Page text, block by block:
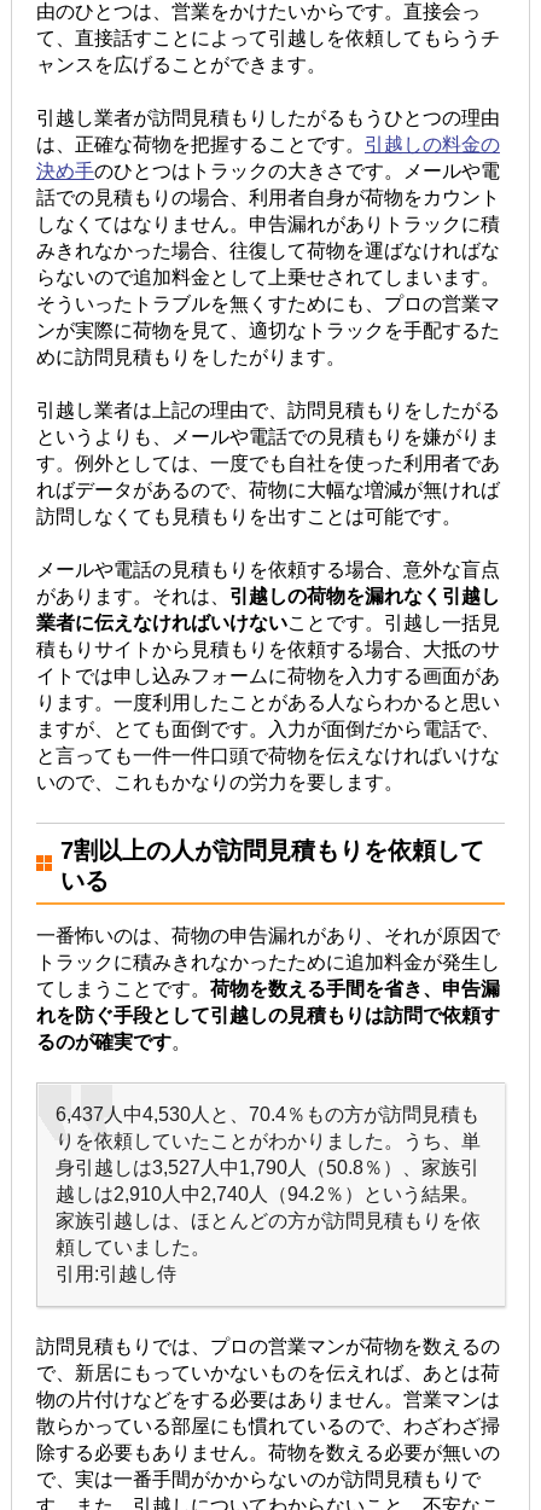
由のひとつは、営業をかけたいからです。直接会っ
て、直接話すことによって引越しを依頼してもらうチ
ャンスを広げることができます。
引越し業者が訪問見積もりしたがるもうひとつの理由
は、正確な荷物を把握することです。 引越しの料金の
決め手のひとつはトラックの大きさです。メールや電
話での見積もりの場合、利用者自身が荷物をカウント
しなくてはなりません。申告漏れがありトラックに積
みきれなかった場合、往復して荷物を運ばなければな
らないので追加料金として上乗せされてしまいます。
そういったトラブルを無くすためにも、プロの営業マ
ンが実際に荷物を見て、適切なトラックを手配するた
めに訪問見積もりをしたがります。
引越し業者は上記の理由で、訪問見積もりをしたがる
というよりも、メールや電話での見積もりを嫌がりま
す。例外としては、一度でも自社を使った利用者であ
ればデータがあるので、荷物に大幅な増減が無ければ
訪問しなくても見積もりを出すことは可能です。
メールや電話の見積もりを依頼する場合、意外な盲点
があります。それは、 引越しの荷物を漏れなく引越し
業者に伝えなければいけないことです。引越し一括見
積もりサイトから見積もりを依頼する場合、大抵のサ
イトでは申し込みフォームに荷物を入力する画面があ
ります。一度利用したことがある人ならわかると思い
ますが、とても面倒です。入力が面倒だから電話で、
と言っても一件一件口頭で荷物を伝えなければいけな
いので、これもかなりの労力を要します。
7割以上の人が訪問見積もりを依頼して
いる
一番怖いのは、荷物の申告漏れがあり、それが原因で
トラックに積みきれなかったために追加料金が発生し
てしまうことです。 荷物を数える手間を省き、申告漏
れを防ぐ手段として引越しの見積もりは訪問で依頼す
るのが確実です。
6,437人中4,530人と、70.4％もの方が訪問見積も
りを依頼していたことがわかりました。うち、単
身引越しは3,527人中1,790人（50.8％）、家族引
越しは2,910人中2,740人（94.2％）という結果。
家族引越しは、ほとんどの方が訪問見積もりを依
頼していました。
引用:引越し侍
訪問見積もりでは、プロの営業マンが荷物を数えるの
で、新居にもっていかないものを伝えれば、あとは荷
物の片付けなどをする必要はありません。営業マンは
散らかっている部屋にも慣れているので、わざわざ掃
除する必要もありません。荷物を数える必要が無いの
で、実は一番手間がかからないのが訪問見積もりで